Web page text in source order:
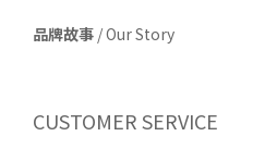
品牌故事 /Our Story
CUSTOMER SERVICE